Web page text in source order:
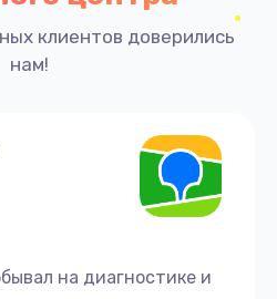
клиентов доверились
нам!
на диагностике и